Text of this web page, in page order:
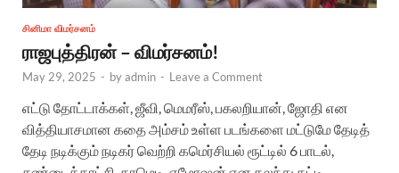
சினிமா விமர்சனம்
ராஜபுத்திரன் – விமர்சனம்!
May 29, 2025 - byadmin - Leave a Comment
எட்டு தோட்டாக்கள், ஜீவி, மெமரீஸ், பகலறியான், ஜோதி என
வித்தியாசமான கதை அம்சம் உள்ள படங்களை மட்டுமே தேடித்
தேடி நடிக்கும் நடிகர் வெற்றி கமெர்சியல் ரூட்டில் 6 பாடல்,